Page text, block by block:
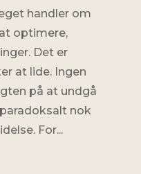
handler om
optimere,
Det er
at lide. Ingen
på at undgå
nok
For...